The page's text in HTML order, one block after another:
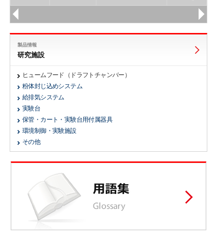
製品情報
研究施設
ヒュームフード（ドラフトチャンバー）
粉体封じ込めシステム
給排気システム
実験台
保管・カート・実験台用付属器具
環境制御・実験施設
その他